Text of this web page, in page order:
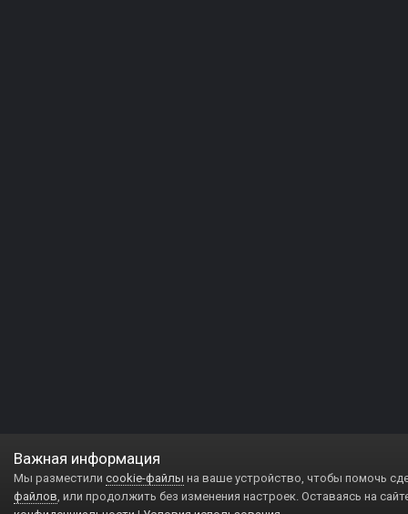
Важная информация
Мы разместили cookie-файлы на ваше устройство, чтобы помочь
файлов, или продолжить без изменения настроек. Оставаясь на